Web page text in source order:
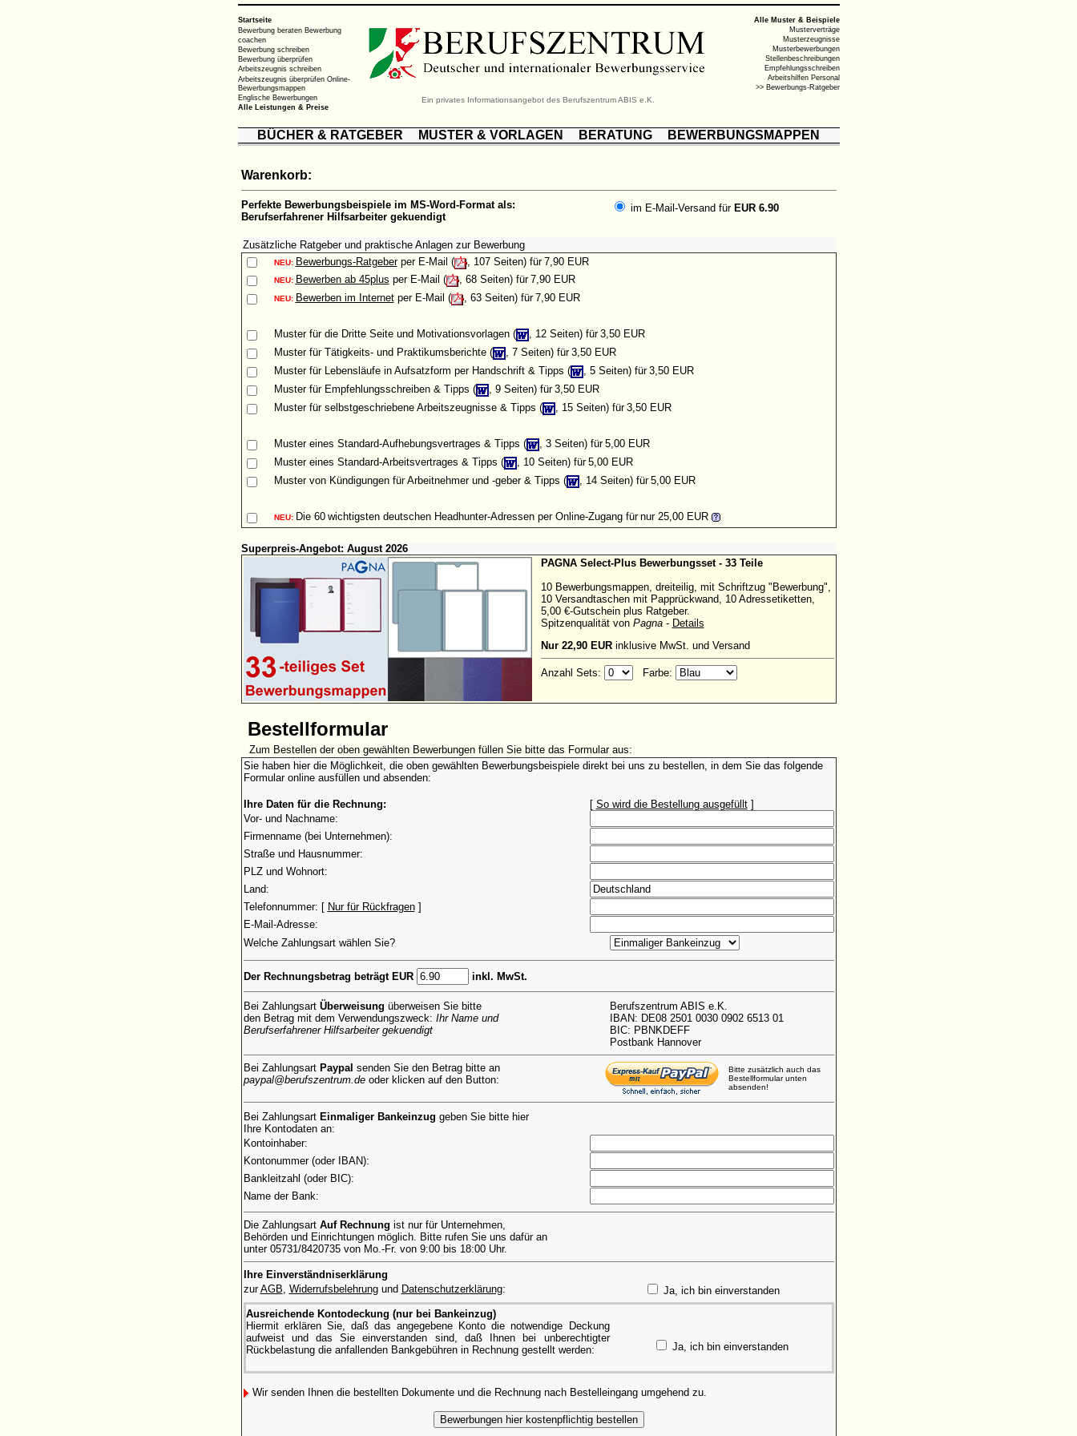
Startseite
Bewerbung beraten Bewerbung
coachen
Bewerbung schreiben
Bewerbung überprüfen
Arbeitszeugnis schreiben
Arbeitszeugnis überprüfen Online-
Bewerbungsmappen
Englische Bewerbungen
Alle Leistungen & Preise
Ein privates Informationsangebot des Berufszentrum ABIS e.K.
Alle Muster & Beispiele
Musterverträge
Musterzeugnisse
Musterbewerbungen
Stellenbeschreibungen
Empfehlungsschreiben
Arbeitshilfen Personal
>> Bewerbungs-Ratgeber
BÜCHER & RATGEBER MUSTER & VORLAGEN BERATUNG BEWERBUNGSMAPPEN
Warenkorb:
Perfekte Bewerbungsbeispiele im MS-Word-Format als:
Berufserfahrener Hilfsarbeiter gekuendigt
im E-Mail-Versand für EUR 6.90
Zusätzliche Ratgeber und praktische Anlagen zur Bewerbung
NEU: Bewerbungs-Ratgeberper E-Mail ( , 107 Seiten) für 7,90 EUR
NEU: Bewerben ab 45plus per E-Mail ( , 68 Seiten) für 7,90 EUR
NEU: Bewerben im Internetper E-Mail ( , 63 Seiten) für 7,90 EUR
Musterfür die Dritte Seite und Motivationsvorlagen ( , 12 Seiten) für 3,50 EUR
Musterfür Tätigkeits- und Praktikumsberichte ( , 7 Seiten) für 3,50 EUR
Musterfür Lebensläufe in Aufsatzform per Handschrift & Tipps ( , 5 Seiten) für 3,50 EUR
Muster für Empfehlungsschreiben & Tipps (
, 9 Seiten) für 3,50 EUR
Muster für selbstgeschriebene Arbeitszeugnisse & Tipps (
, 15 Seiten) für 3,50 EUR
Muster eines Standard-Aufhebungsvertrages & Tipps ( , 3 Seiten) für 5,00 EUR
Muster eines Standard-Arbeitsvertrages & Tipps (
, 10 Seiten) für 5,00 EUR
Muster von Kündigungen für Arbeitnehmer und -geber & Tipps (
, 14 Seiten) für 5,00 EUR
NEU: Die 60 wichtigsten deutschen Headhunter-Adressen per Online-Zugang für nur 25,00 EUR
Superpreis-Angebot: August 2026
PAGNA Select-Plus Bewerbungsset - 33 Teile
10 Bewerbungsmappen, dreiteilig, mit Schriftzug "Bewerbung",
10 Versandtaschen mit Papprückwand, 10 Adressetiketten,
5,00 €-Gutschein plus Ratgeber.
Spitzenqualität von Pagna- Details
Nur 22,90 EURinklusive MwSt. und Versand
Anzahl Sets: Farbe:
Bestellformular
Zum Bestellen der oben gewählten Bewerbungen füllen Sie bitte das Formular aus:
Sie haben hier die Möglichkeit, die oben gewählten Bewerbungsbeispiele direkt bei uns zu bestellen, in dem Sie das folgende
Formular online ausfüllen und absenden:
Ihre Daten für die Rechnung: [ So wird die Bestellung ausgefüllt]
Vor- und Nachname:
Firmenname (bei Unternehmen):
Straße und Hausnummer:
PLZ und Wohnort:
Land:
Telefonnummer: [ Nur für Rückfragen]
E-Mail-Adresse:
Welche Zahlungsart wählen Sie?
Der Rechnungsbetrag beträgt EUR inkl. MwSt.
Bei Zahlungsart Überweisung überweisen Sie bitte
den Betrag mit dem Verwendungszweck: Ihr Name und
Berufserfahrener Hilfsarbeiter gekuendigt
Berufszentrum ABIS e.K.
IBAN: DE08 2501 0030 0902 6513 01
BIC: PBNKDEFF
Postbank Hannover
Bei Zahlungsart Paypal senden Sie den Betrag bitte an
paypal@berufszentrum.deoder klicken auf den Button:
Bitte zusätzlich auch das
Bestellformular unten
absenden!
Bei Zahlungsart Einmaliger Bankeinzug geben Sie bitte hier
Ihre Kontodaten an:
Kontoinhaber:
Kontonummer (oder IBAN):
Bankleitzahl (oder BIC):
Name der Bank:
Die Zahlungsart Auf Rechnung ist nur für Unternehmen,
Behörden und Einrichtungen möglich. Bitte rufen Sie uns dafür an
unter 05731/8420735 von Mo.-Fr. von 9:00 bis 18:00 Uhr.
Ihre Einverständniserklärung
zurAGB, Widerrufsbelehrungund Datenschutzerklärung:
Ja, ich bin einverstanden
Ausreichende Kontodeckung (nur bei Bankeinzug)
Hiermit erklären Sie, daß das angegebene Konto die notwendige Deckung
aufweist und das Sie einverstanden sind, daß Ihnen bei unberechtigter
Rückbelastung die anfallenden Bankgebühren in Rechnung gestellt werden:
Ja, ich bin einverstanden
Wir senden Ihnen die bestellten Dokumente und die Rechnung nach Bestelleingang umgehend zu.